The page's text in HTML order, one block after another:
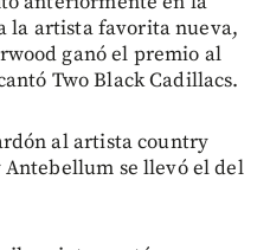
la artista favorita nueva,
ganó el premio al
Two Black Cadillacs.
al artista country
se llevó el del